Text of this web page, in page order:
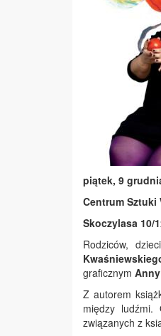
piątek, 9
Centrum Sztuki
Skoczylasa 10/
Rodziców,
graficznym
Z autorem
między ludźmi.
związanych z